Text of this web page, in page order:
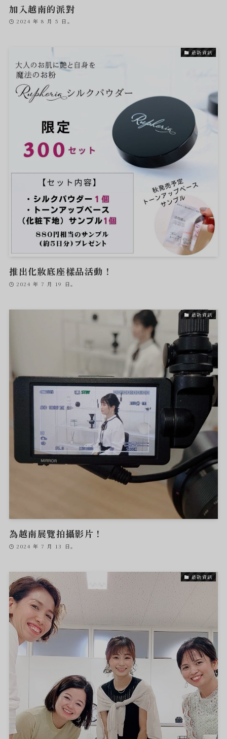
加入越南的派對
2024 年 8 月 5 日。
最新資訊
推出化妝底座樣品活動！
2024 年 7 月 19 日。
最新資訊
為越南展覽拍攝影片！
2024 年 7 月 13 日。
最新資訊